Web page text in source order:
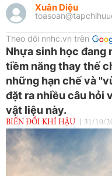
Xuân Diệu
Theo dõi nnhc.vn trên
Nhựa sinh học đang
tiềm năng thay thế
những hạn chế và
đặt ra nhiều câu hỏi
vật liệu này.
BIẾN ĐỔI KHÍ HẬU 31/10/